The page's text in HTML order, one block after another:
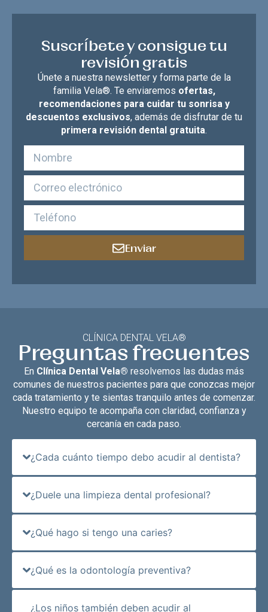
Suscríbete y consigue tu
revisión gratis
Únete a nuestra newsletter y forma parte de la
familia Vela®. Te enviaremos ofertas,
recomendaciones para cuidar tu sonrisa y
descuentos exclusivos, además de disfrutar de tu
primera revisión dental gratuita.
Enviar
CLÍNICA DENTAL VELA®
Preguntas frecuentes
En Clínica Dental Vela® resolvemos las dudas más
comunes de nuestros pacientes para que conozcas mejor
cada tratamiento y te sientas tranquilo antes de comenzar.
Nuestro equipo te acompaña con claridad, confianza y
cercanía en cada paso.
¿Cada cuánto tiempo debo acudir al dentista?
¿Duele una limpieza dental profesional?
¿Qué hago si tengo una caries?
¿Qué es la odontología preventiva?
¿Los niños también deben acudir al